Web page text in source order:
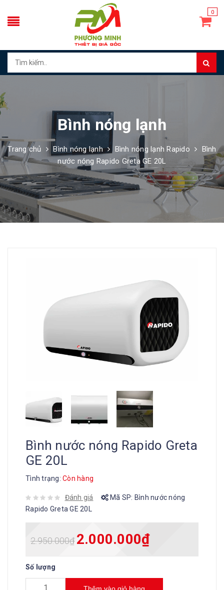
0
Bình nóng lạnh
Trang chủ Bình nóng lạnh Bình nóng lạnh Rapido
Bình
nước nóng Rapido Greta GE 20L
Bình nước nóng Rapido Greta
GE 20L
Tình trạng: Còn hàng
Đánh giá Mã SP: Bình nước nóng
Rapido Greta GE 20L
2.950.000₫ 2.000.000₫
Số lượng